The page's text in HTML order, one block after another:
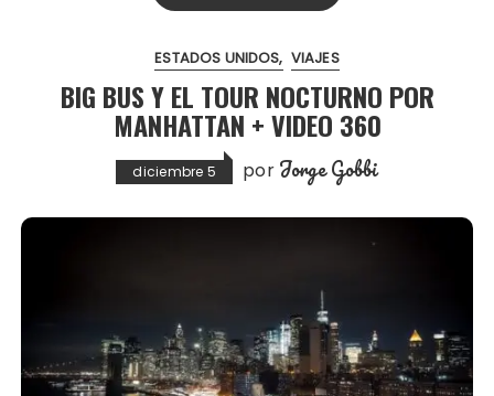
ESTADOS UNIDOS VIAJES
BIG BUS Y EL TOUR NOCTURNO POR
MANHATTAN + VIDEO 360
diciembre 5 por Jorge Gobbi